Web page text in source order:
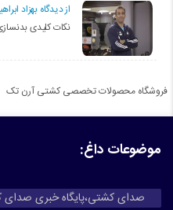
از دیدگاه بهزاد
نکات کلیدی
فروشگاه محصولات تخصصی کشتی آرن تک
موضوعات داغ:
صدای کشتی،پایگاه خبری